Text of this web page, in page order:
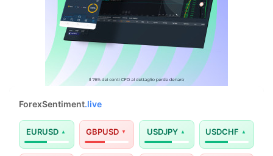
ForexSentiment.live
EURUSD GBPUSD USDJPY USDCHF